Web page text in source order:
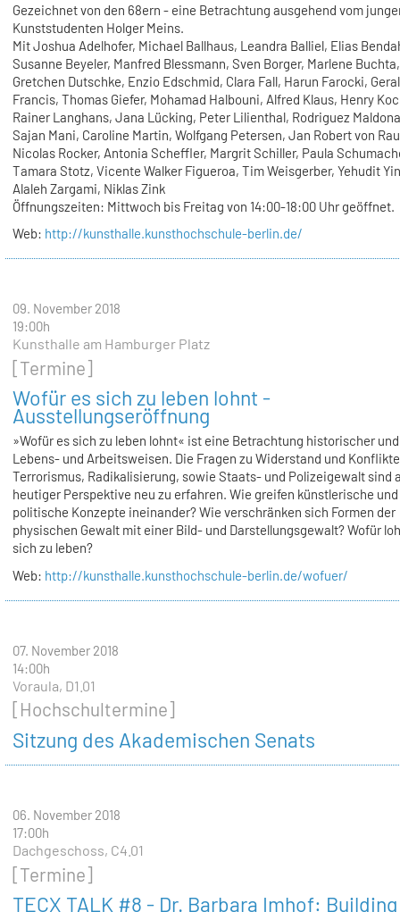
Gezeichnet von den 68ern - eine Betrachtung ausgehend vom
Kunststudenten Holger Meins.
Mit Joshua Adelhofer, Michael Ballhaus, Leandra Balliel, Elias
Susanne Beyeler, Manfred Blessmann, Sven Borger, Marlene Buchta,
Gretchen Dutschke, Enzio Edschmid, Clara Fall, Harun Farocki,
Francis, Thomas Giefer, Mohamad Halbouni, Alfred Klaus, Henry
Rainer Langhans, Jana Lücking, Peter Lilienthal, Rodriguez
Sajan Mani, Caroline Martin, Wolfgang Petersen, Jan Robert von
Nicolas Rocker, Antonia Scheffler, Margrit Schiller, Paula
Tamara Stotz, Vicente Walker Figueroa, Tim Weisgerber, Yehudit
Alaleh Zargami, Niklas Zink
Öffnungszeiten: Mittwoch bis Freitag von 14:00-18:00 Uhr geöffnet.
Web: http://kunsthalle.kunsthochschule-berlin.de/
09. November 2018
19:00h
Kunsthalle am Hamburger Platz
[Termine]
Wofür es sich zu leben lohnt -
Ausstellungseröffnung
»Wofür es sich zu leben lohnt« ist eine Betrachtung historischer
Lebens- und Arbeitsweisen. Die Fragen zu Widerstand und
Terrorismus, Radikalisierung, sowie Staats- und Polizeigewalt sind
heutiger Perspektive neu zu erfahren. Wie greifen künstlerische und
politische Konzepte ineinander? Wie verschränken sich Formen der
physischen Gewalt mit einer Bild- und Darstellungsgewalt? Wofür
sich zu leben?
Web: http://kunsthalle.kunsthochschule-berlin.de/wofuer/
07. November 2018
14:00h
Voraula, D1.01
[Hochschultermine]
Sitzung des Akademischen Senats
06. November 2018
17:00h
Dachgeschoss, C4.01
[Termine]
TECX TALK #8 - Dr. Barbara Imhof: Building